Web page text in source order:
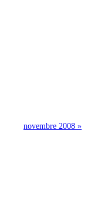
novembre 2008 »